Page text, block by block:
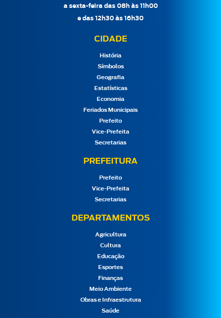
a sexta-feira das 08h às 11h00
e das 12h30 às 16h30
CIDADE
História
Símbolos
Geografia
Estatísticas
Economia
Feriados Municipais
Prefeito
Vice-Prefeita
Secretarias
PREFEITURA
Prefeito
Vice-Prefeita
Secretarias
DEPARTAMENTOS
Agricultura
Cultura
Educação
Esportes
Finanças
Meio Ambiente
Obras e Infraestrutura
Saúde